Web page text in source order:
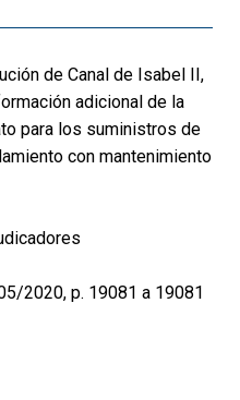
de Canal de Isabel II,
adicional de la
para los suministros de
con mantenimiento
2020, p. 19081 a 19081